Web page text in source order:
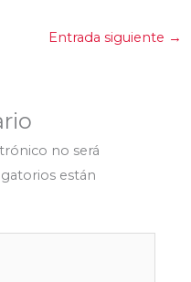
Entrada siguiente →
no será
están